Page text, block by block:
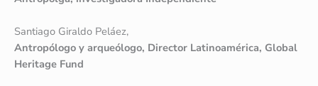
Santiago Giraldo Peláez,
Antropólogo y arqueólogo, Director Latinoamérica, Global
Heritage Fund